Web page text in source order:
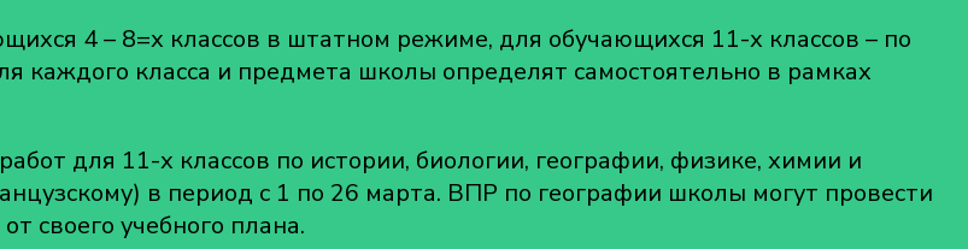
4 – 8=х классов в штатном режиме, для обучающихся 11-х классов – по
класса и предмета школы определят самостоятельно в рамках
для 11-х классов по истории, биологии, географии, физике, химии и
в период с 1 по 26 марта. ВПР по географии школы могут провести
своего учебного плана.